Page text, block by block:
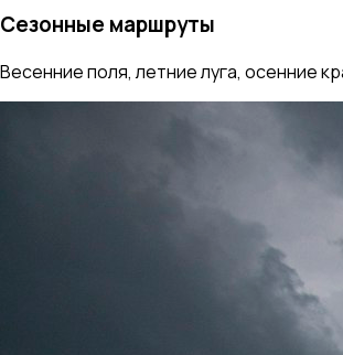
Сезонные маршруты
Весенние поля, летние луга, осенние